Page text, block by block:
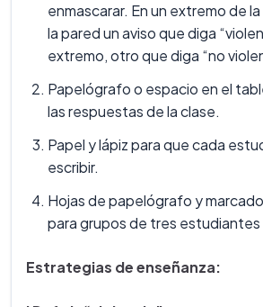
enmascarar. En un extremo de
la pared un aviso que diga
extremo, otro que diga “no
Papelógrafo o espacio en el
las respuestas de la clase.
Papel y lápiz para que cada
escribir.
Hojas de papelógrafo y
para grupos de tres estudiantes
Estrategias de enseñanza: